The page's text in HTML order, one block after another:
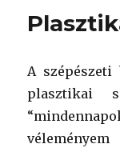
A szépészeti
plasztikai